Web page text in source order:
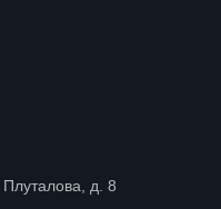
д. 8